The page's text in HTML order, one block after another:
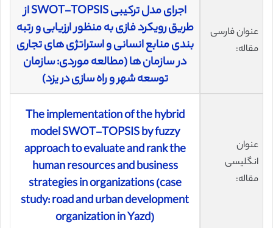
عنوان فارسی
مقاله:
اجرای مدل ترکیبی SWOT-TOPSIS از
طریق رویکرد فازی به منظور ارزیابی و رتبه
بندی منابع انسانی و استراتژی های تجاری
در سازمان ها (مطالعه موردی: سازمان
توسعه شهر و راه سازی در یزد)
عنوان
انگلیسی
مقاله:
The implementation of the hybrid
model SWOT-TOPSIS by fuzzy
approach to evaluate and rank the
human resources and business
strategies in organizations (case
study: road and urban development
organization in Yazd)